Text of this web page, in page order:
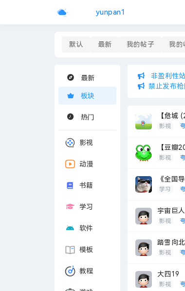
yunpan1
默认 最新 我的帖子 我的
最新
板块
热门
影视
动漫
书籍
学习
软件
模板
教程
非盈利性
禁止发布枪
【危城
影视
【豆瓣
影视
《全国
学习
宇宙巨
影视
踏雪向
影视
大四19
影视